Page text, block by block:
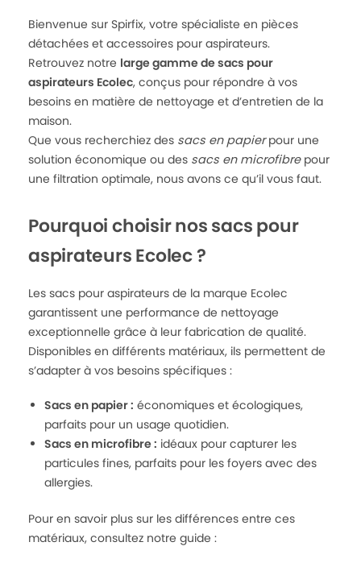
Bienvenue sur Spirfix, votre spécialiste en pièces
détachées et accessoires pour aspirateurs.
Retrouvez notre large gamme de sacs pour
aspirateurs Ecolec, conçus pour répondre à vos
besoins en matière de nettoyage et d’entretien de la
maison.
Que vous recherchiez des sacs en papierpour une
solution économique ou des sacs en microfibrepour
une filtration optimale, nous avons ce qu’il vous faut.
Pourquoi choisir nos sacs pour
aspirateurs Ecolec ?
Les sacs pour aspirateurs de la marque Ecolec
garantissent une performance de nettoyage
exceptionnelle grâce à leur fabrication de qualité.
Disponibles en différents matériaux, ils permettent de
s’adapter à vos besoins spécifiques :
Sacs en papier : économiques et écologiques,
parfaits pour un usage quotidien.
Sacs en microfibre : idéaux pour capturer les
particules fines, parfaits pour les foyers avec des
allergies.
Pour en savoir plus sur les différences entre ces
matériaux, consultez notre guide :